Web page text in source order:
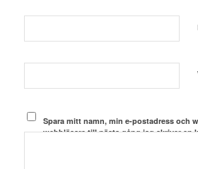
Spara mitt namn, min e-postadress och
webbläsare till nästa gång jag skriver en